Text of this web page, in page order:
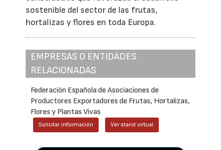
sostenible del sector de las frutas,
hortalizas y flores en toda Europa.
EMPRESAS O ENTIDADES
RELACIONADAS
Federación Española de Asociaciones de
Productores Exportadores de Frutas, Hortalizas,
Flores y Plantas Vivas
Solicitar información Ver stand virtual